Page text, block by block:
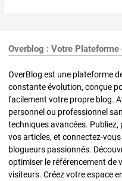
Overblog : Votre
OverBlog est une plateforme
constante évolution, conçue
facilement votre propre blog.
personnel ou professionnel
techniques avancées.
vos articles, et connectez-
blogueurs passionnés.
optimiser le référencement de
visiteurs. Créez votre espace